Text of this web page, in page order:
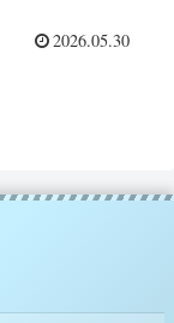
2026.05.30